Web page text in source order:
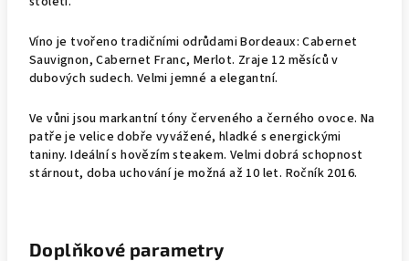
Víno je tvořeno tradičními odrůdami Bordeaux: Cabernet
Sauvignon, Cabernet Franc, Merlot. Zraje 12 měsíců v
dubových sudech. Velmi jemné a elegantní.
Ve vůni jsou markantní tóny červeného a černého ovoce. Na
patře je velice dobře vyvážené, hladké s energickými
taniny. Ideální s hovězím steakem. Velmi dobrá schopnost
stárnout, doba uchování je možná až 10 let. Ročník 2016.
Doplňkové parametry